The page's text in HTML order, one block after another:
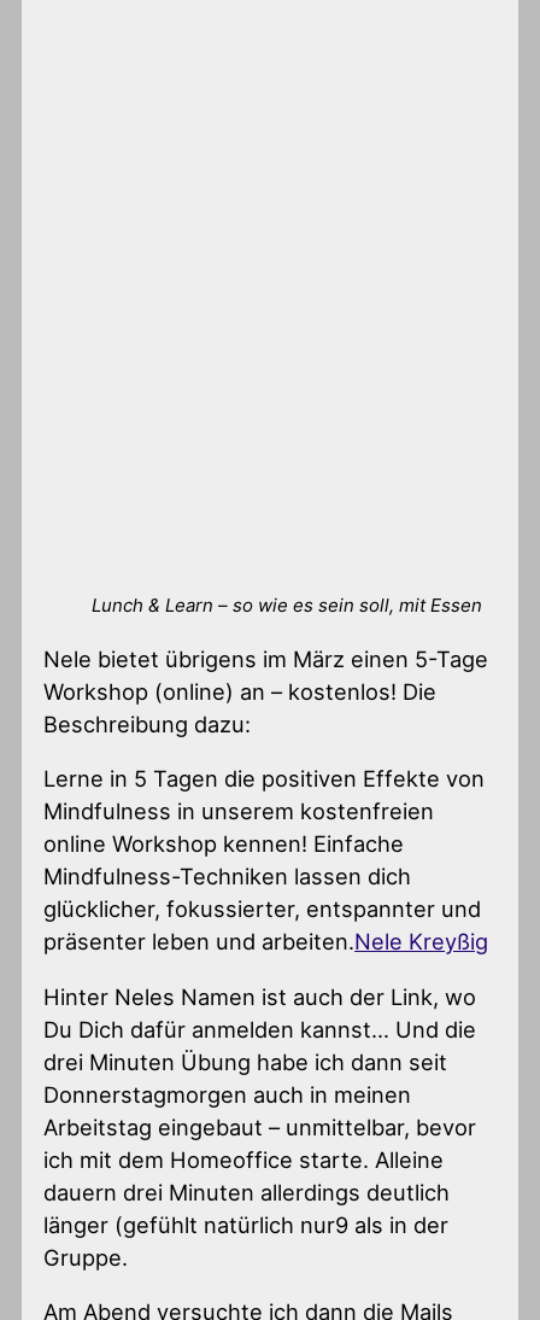
Lunch & Learn – so wie es sein soll, mit Essen
Nele bietet übrigens im März einen 5-Tage
Workshop (online) an – kostenlos! Die
Beschreibung dazu:
Lerne in 5 Tagen die positiven Effekte von
Mindfulness in unserem kostenfreien
online Workshop kennen! Einfache
Mindfulness-Techniken lassen dich
glücklicher, fokussierter, entspannter und
präsenter leben und arbeiten.Nele Kreyßig
Hinter Neles Namen ist auch der Link, wo
Du Dich dafür anmelden kannst… Und die
drei Minuten Übung habe ich dann seit
Donnerstagmorgen auch in meinen
Arbeitstag eingebaut – unmittelbar, bevor
ich mit dem Homeoffice starte. Alleine
dauern drei Minuten allerdings deutlich
länger (gefühlt natürlich nur9 als in der
Gruppe.
Am Abend versuchte ich dann die Mails